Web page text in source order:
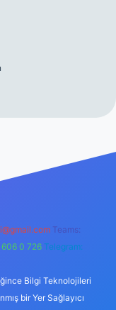
hiltonbet yeni giriş
Teams:
0 726 Telegram:
Bilgi Teknolojileri
bir Yer Sağlayıcı